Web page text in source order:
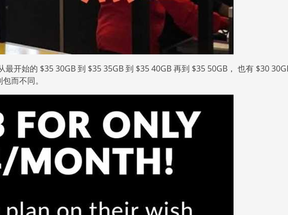
开始的 $35 30GB 到 $35 35GB 到 $35 40GB 再到 $35 50GB， 也有 $30
而不同。